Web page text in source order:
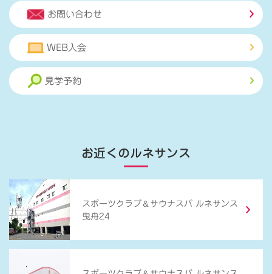
お問い合わせ
WEB入会
見学予約
お近くのルネサンス
スポーツクラブ ＆ サウナスパ ルネサンス
曳舟24